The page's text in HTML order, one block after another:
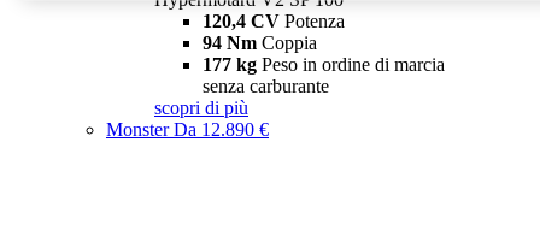
120,4 CV Potenza
94 Nm Coppia
177 kg Peso in ordine di marcia
senza carburante
scopri di più
MonsterDa 12.890 €